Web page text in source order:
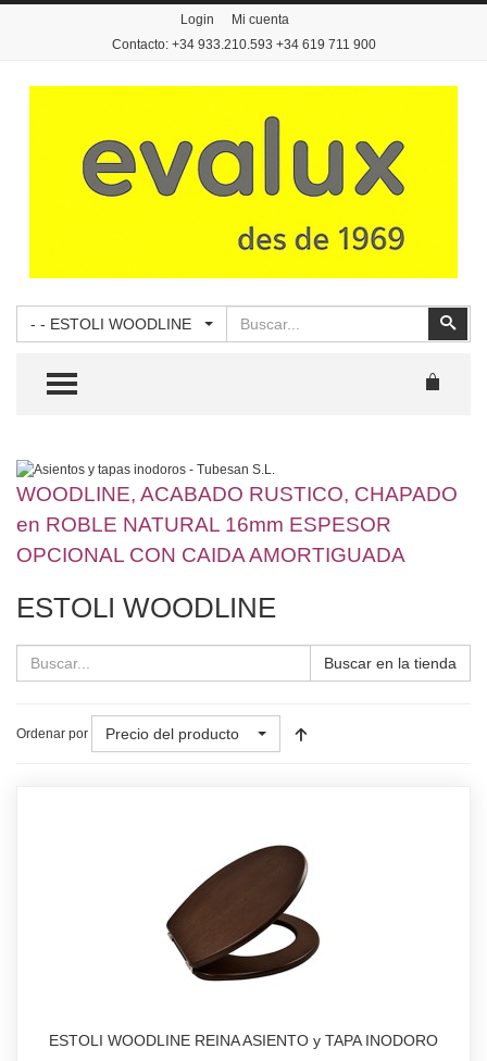
Login
Mi cuenta
Contacto: +34 933.210.593 +34 619 711 900
- - ESTOLI WOODLINE
TOGGLE MENU
WOODLINE, ACABADO RUSTICO, CHAPADO
en ROBLE NATURAL 16mm ESPESOR
OPCIONAL CON CAIDA AMORTIGUADA
ESTOLI WOODLINE
Buscar en la tienda
Ordenar por Precio del producto
ESTOLI WOODLINE REINA ASIENTO y TAPA INODORO